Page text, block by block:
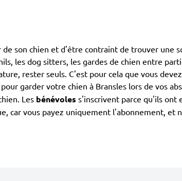
son chien et d'être contraint de trouver
les dog sitters, les gardes de chien entre
rester seuls. C'est pour cela que vous
garder votre chien à Bransles lors de vos
Les bénévoles s'inscrivent parce qu'ils ont
car vous payez uniquement l'abonnement, et